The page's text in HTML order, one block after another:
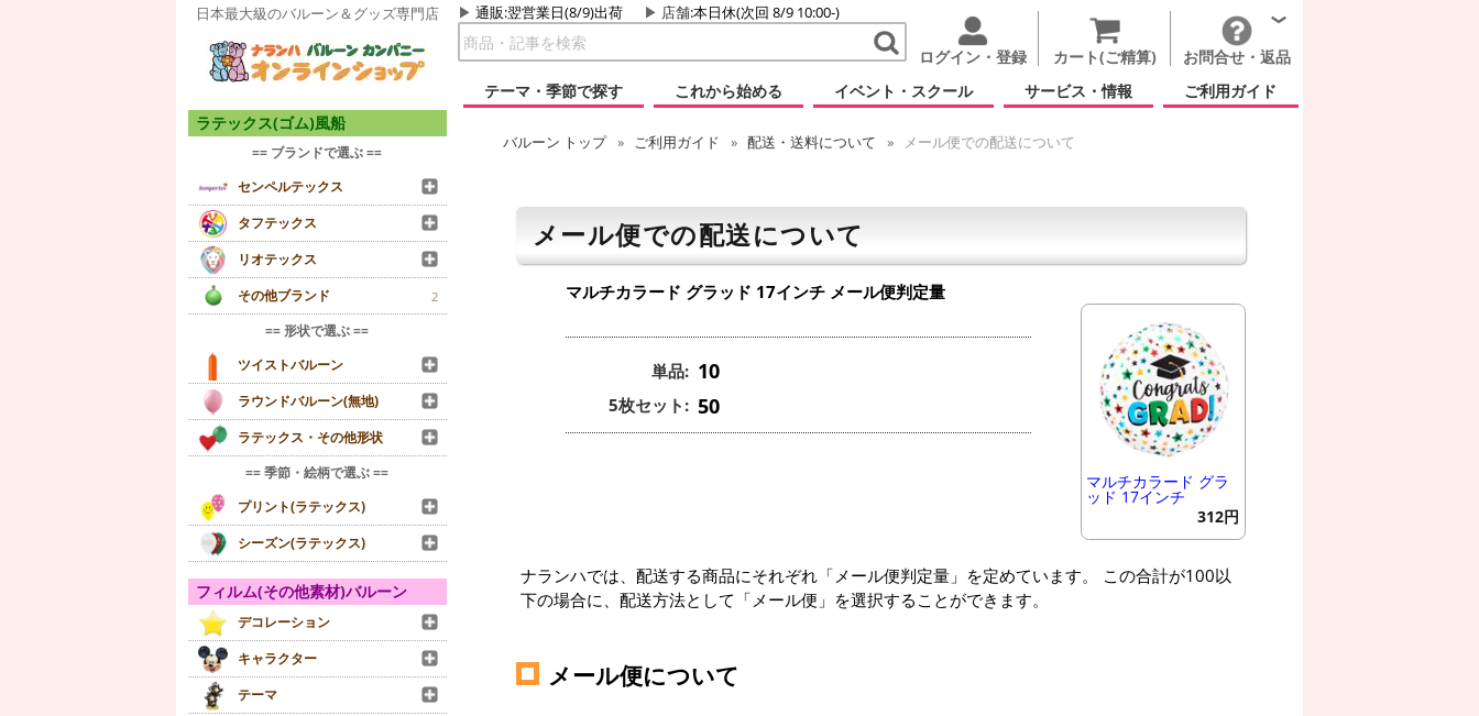
日本最大級のバルーン＆グッズ専門店 通販:翌営業日(8/9)出荷 店舗:本日休(次回 8/9 10:00-)
ログイン・登録 カート(ご精算)
お問合せ・返品
テーマ・季節で探す
これから始める イベント・スクール サービス・情報 ご利用ガイド
ラテックス(ゴム)風船
== ブランドで選ぶ ==
センペルテックス
タフテックス
リオテックス
その他ブランド
2
== 形状で選ぶ ==
ツイストバルーン
ラウンドバルーン(無地)
ラテックス・その他形状
== 季節・絵柄で選ぶ ==
プリント(ラテックス)
シーズン(ラテックス)
フィルム(その他素材)バルーン
デコレーション
キャラクター
テーマ
バルーン トップ ご利用ガイド 配送・送料について メール便での配送について
メール便での配送について
マルチカラード グラッド 17インチ メール便判定量
単品: 10
5枚セット: 50
マルチカラード グラ
ッド 17インチ
312円
ナランハでは、配送する商品にそれぞれ「メール便判定量」を定めています。 この合計が100以
下の場合に、配送方法として「メール便」を選択することができます。
メール便について